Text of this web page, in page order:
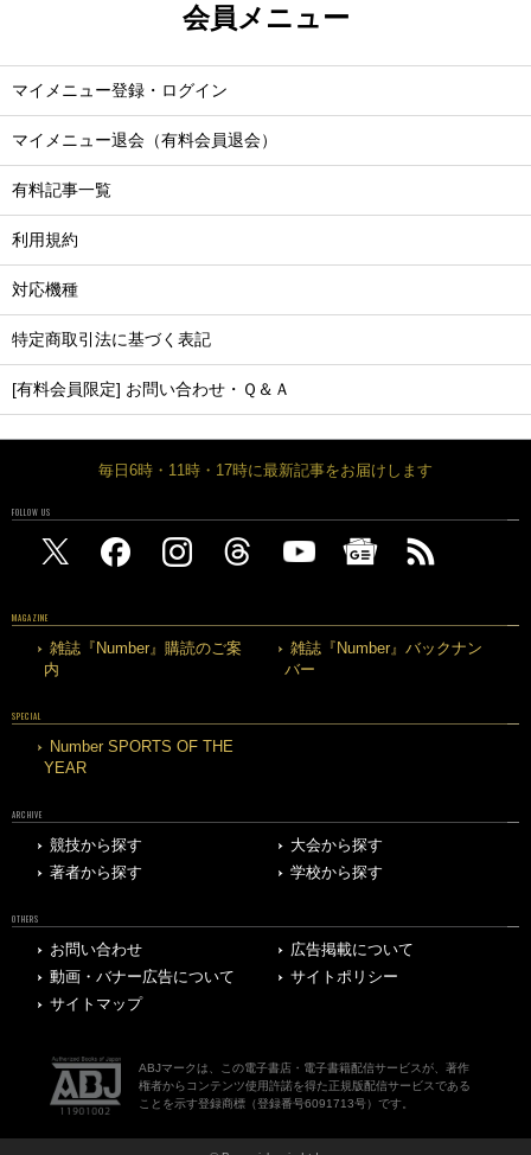
会員メニュー
マイメニュー登録・ログイン
マイメニュー退会（有料会員退会）
有料記事一覧
利用規約
対応機種
特定商取引法に基づく表記
[有料会員限定] お問い合わせ・Ｑ＆Ａ
毎日6時・11時・17時に最新記事をお届けします
FOLLOW US
MAGAZINE
雑誌『Number』購読のご案
内
雑誌『Number』バックナン
バー
SPECIAL
Number SPORTS OF THE
YEAR
ARCHIVE
競技から探す
大会から探す
著者から探す
学校から探す
OTHERS
お問い合わせ
広告掲載について
動画・バナー広告について
サイトポリシー
サイトマップ
ABJマークは、この電子書店・電子書籍配信サービスが、著作
権者からコンテンツ使用許諾を得た正規版配信サービスである
ことを示す登録商標（登録番号6091713号）です。